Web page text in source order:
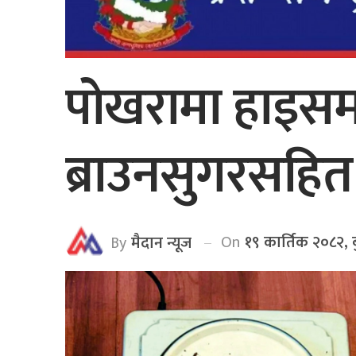
पोखरामा
Byमैदान न्यूज On १९ कार्तिक